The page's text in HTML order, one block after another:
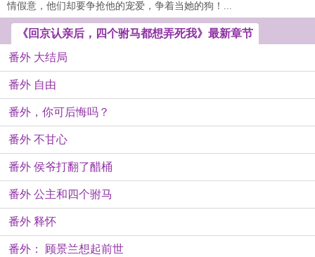
情假意，他们却要争抢他的宠爱，争着当她的狗！...
《回京认亲后，四个驸马都想弄死我》最新章节
番外 大结局
番外 自由
番外，你可后悔吗？
番外 不甘心
番外 侯爷打翻了醋桶
番外 公主和四个驸马
番外 释怀
番外： 顾景兰想起前世